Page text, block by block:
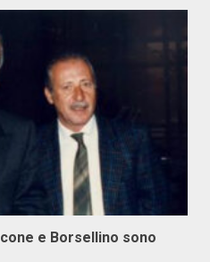
e Borsellino sono